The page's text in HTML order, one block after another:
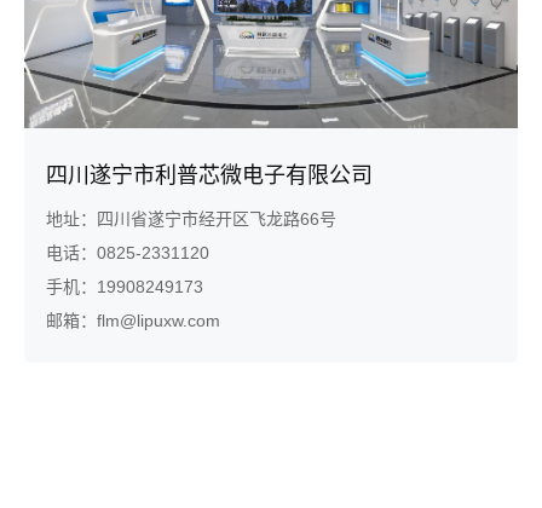
四川遂宁市利普芯微电子有限公司
地址：四川省遂宁市经开区飞龙路66号
电话：0825-2331120
手机：19908249173
邮箱：flm@lipuxw.com